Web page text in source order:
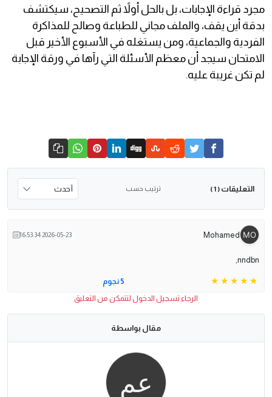
مجرد قراءة الإجابات، بل بالحل أولاً ثم التصحيح، سيكتشف
بدقة أين يقف، والملف مجاني للطباعة وصالح للمذاكرة
الفردية والجماعية، ومن يستغله في الأسبوع الأخير قبل
الامتحان سيجد أن معظم الأسئلة التي رآها في ورقة الإجابة
لم تكن غريبة عليه.
التعليقات ( 1 ) ترتيب حسب
Mohamed
2026-05-23 16:53:34
nndbn,
5 نجوم
الرجاء تسجيل الدخول لتتمكن من التعليق
مقال بواسطة